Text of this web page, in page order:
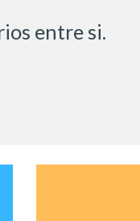
entre si.